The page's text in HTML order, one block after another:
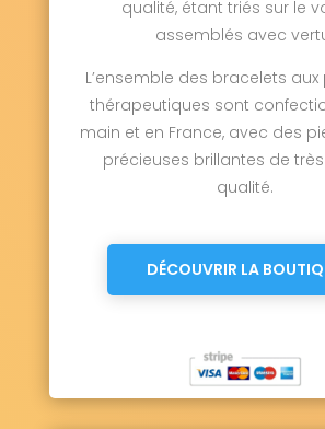
qualité, étant triés sur le
assemblés avec
L’ensemble des bracelets
thérapeutiques sont
main et en France, avec des
précieuses brillantes de
qualité.
DÉCOUVRIR LA